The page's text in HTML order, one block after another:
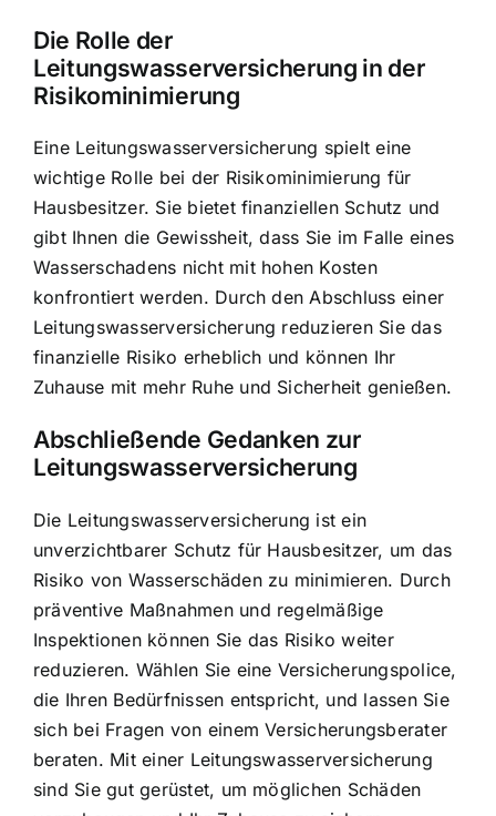
Die Rolle der
Leitungswasserversicherung in der
Risikominimierung
Eine Leitungswasserversicherung spielt eine
wichtige Rolle bei der Risikominimierung für
Hausbesitzer. Sie bietet finanziellen Schutz und
gibt Ihnen die Gewissheit, dass Sie im Falle eines
Wasserschadens nicht mit hohen Kosten
konfrontiert werden. Durch den Abschluss einer
Leitungswasserversicherung reduzieren Sie das
finanzielle Risiko erheblich und können Ihr
Zuhause mit mehr Ruhe und Sicherheit genießen.
Abschließende Gedanken zur
Leitungswasserversicherung
Die Leitungswasserversicherung ist ein
unverzichtbarer Schutz für Hausbesitzer, um das
Risiko von Wasserschäden zu minimieren. Durch
präventive Maßnahmen und regelmäßige
Inspektionen können Sie das Risiko weiter
reduzieren. Wählen Sie eine Versicherungspolice,
die Ihren Bedürfnissen entspricht, und lassen Sie
sich bei Fragen von einem Versicherungsberater
beraten. Mit einer Leitungswasserversicherung
sind Sie gut gerüstet, um möglichen Schäden